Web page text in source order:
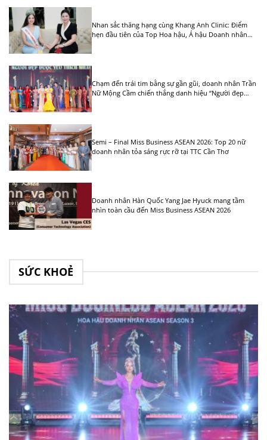
Nhan sắc thăng hạng cùng Khang Anh Clinic: Điểm
hẹn đầu tiên của Top Hoa hậu, Á hậu Doanh nhân
Chạm đến trái tim bằng sự gần gũi, doanh nhân Trần
Nữ Mộng Cầm chiến thắng danh hiệu “Người đẹp
Semi – Final Miss Business ASEAN 2026: Top 20 nữ
doanh nhân tỏa sáng rực rỡ tại TTC Cần Thơ
Doanh nhân Hàn Quốc Yang Jae Hyuck mang tầm
nhìn toàn cầu đến Miss Business ASEAN 2026
SỨC KHOẺ